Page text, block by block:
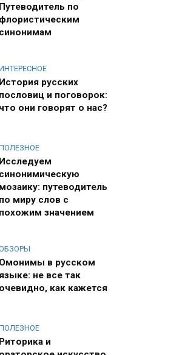
Путеводитель по
флористическим
синонимам
История русских
пословиц и поговорок:
что они говорят о нас?
Исследуем
синонимическую
мозаику: путеводитель
по миру слов с
похожим значением
Омонимы в русском
языке: не все так
очевидно, как кажется
Риторика и